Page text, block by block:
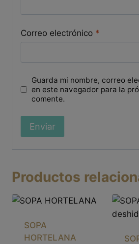
Correo electrónico *
Guarda mi nombre, correo
en este navegador para la
comente.
Productos
SOPA
HORTELANA